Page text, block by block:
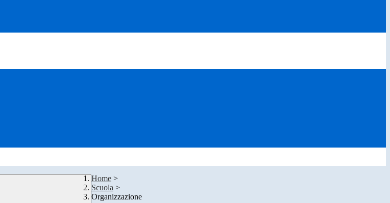
Home >
Scuola >
Organizzazione